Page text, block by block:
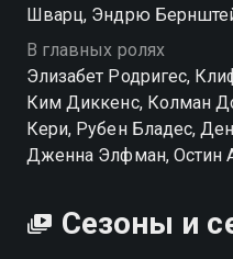
Шварц, Эндрю
В главных ролях
Элизабет Родригес,
Ким Диккенс, Колман
Кери, Рубен Бладес,
Дженна Элфман, Остин
Сезоны и